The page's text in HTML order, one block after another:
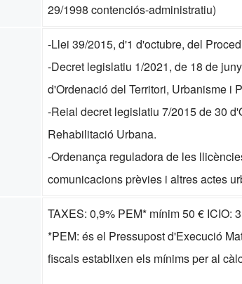
29/1998 contenciós-administratiu)
-Llei 39/2015, d'1 d'octubre, del
-Decret legislatiu 1/2021, de 18 de
d'Ordenació del Territori, Urbanisme i
-Reial decret legislatiu 7/2015 de 30
Rehabilitació Urbana.
-Ordenança reguladora de les
comunicacions prèvies i altres actes
TAXES: 0,9% PEM* mínim 50 € ICIO:
*PEM: és el Pressupost d'Execució
fiscals establixen els mínims per al